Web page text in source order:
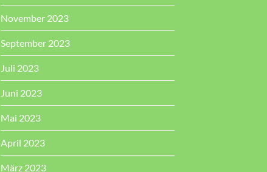
November 2023
September 2023
Juli 2023
Juni 2023
Mai 2023
April 2023
März 2023